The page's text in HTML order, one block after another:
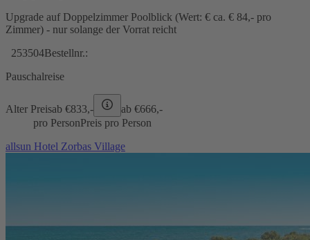
Upgrade auf Doppelzimmer Poolblick (Wert: € ca. € 84,- pro
Zimmer) - nur solange der Vorrat reicht
253504Bestellnr.:
Pauschalreise
Alter Preisab €833,- ab €666,-
pro PersonPreis pro Person
allsun Hotel Zorbas Village